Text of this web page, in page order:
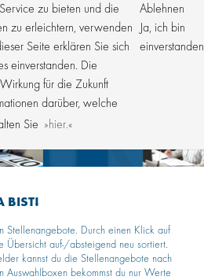
zu bieten und die
zu erleichtern, verwenden
Seite erklären Sie sich
einverstanden. Die
für die Zukunft
darüber, welche
Sie
hier.
Ablehnen
Ja, ich bin
einverstanden
BIST!
Stellenangebote. Durch einen Klick auf
Übersicht auf-/absteigend neu sortiert.
kannst du die Stellenangebote nach
Auswahlboxen bekommst du nur Werte